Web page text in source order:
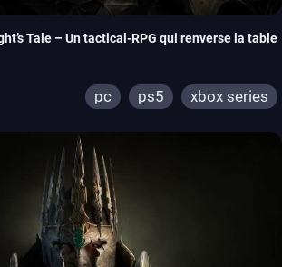
Tale – Un tactical-RPG qui renverse la table
pc ps5 xbox series